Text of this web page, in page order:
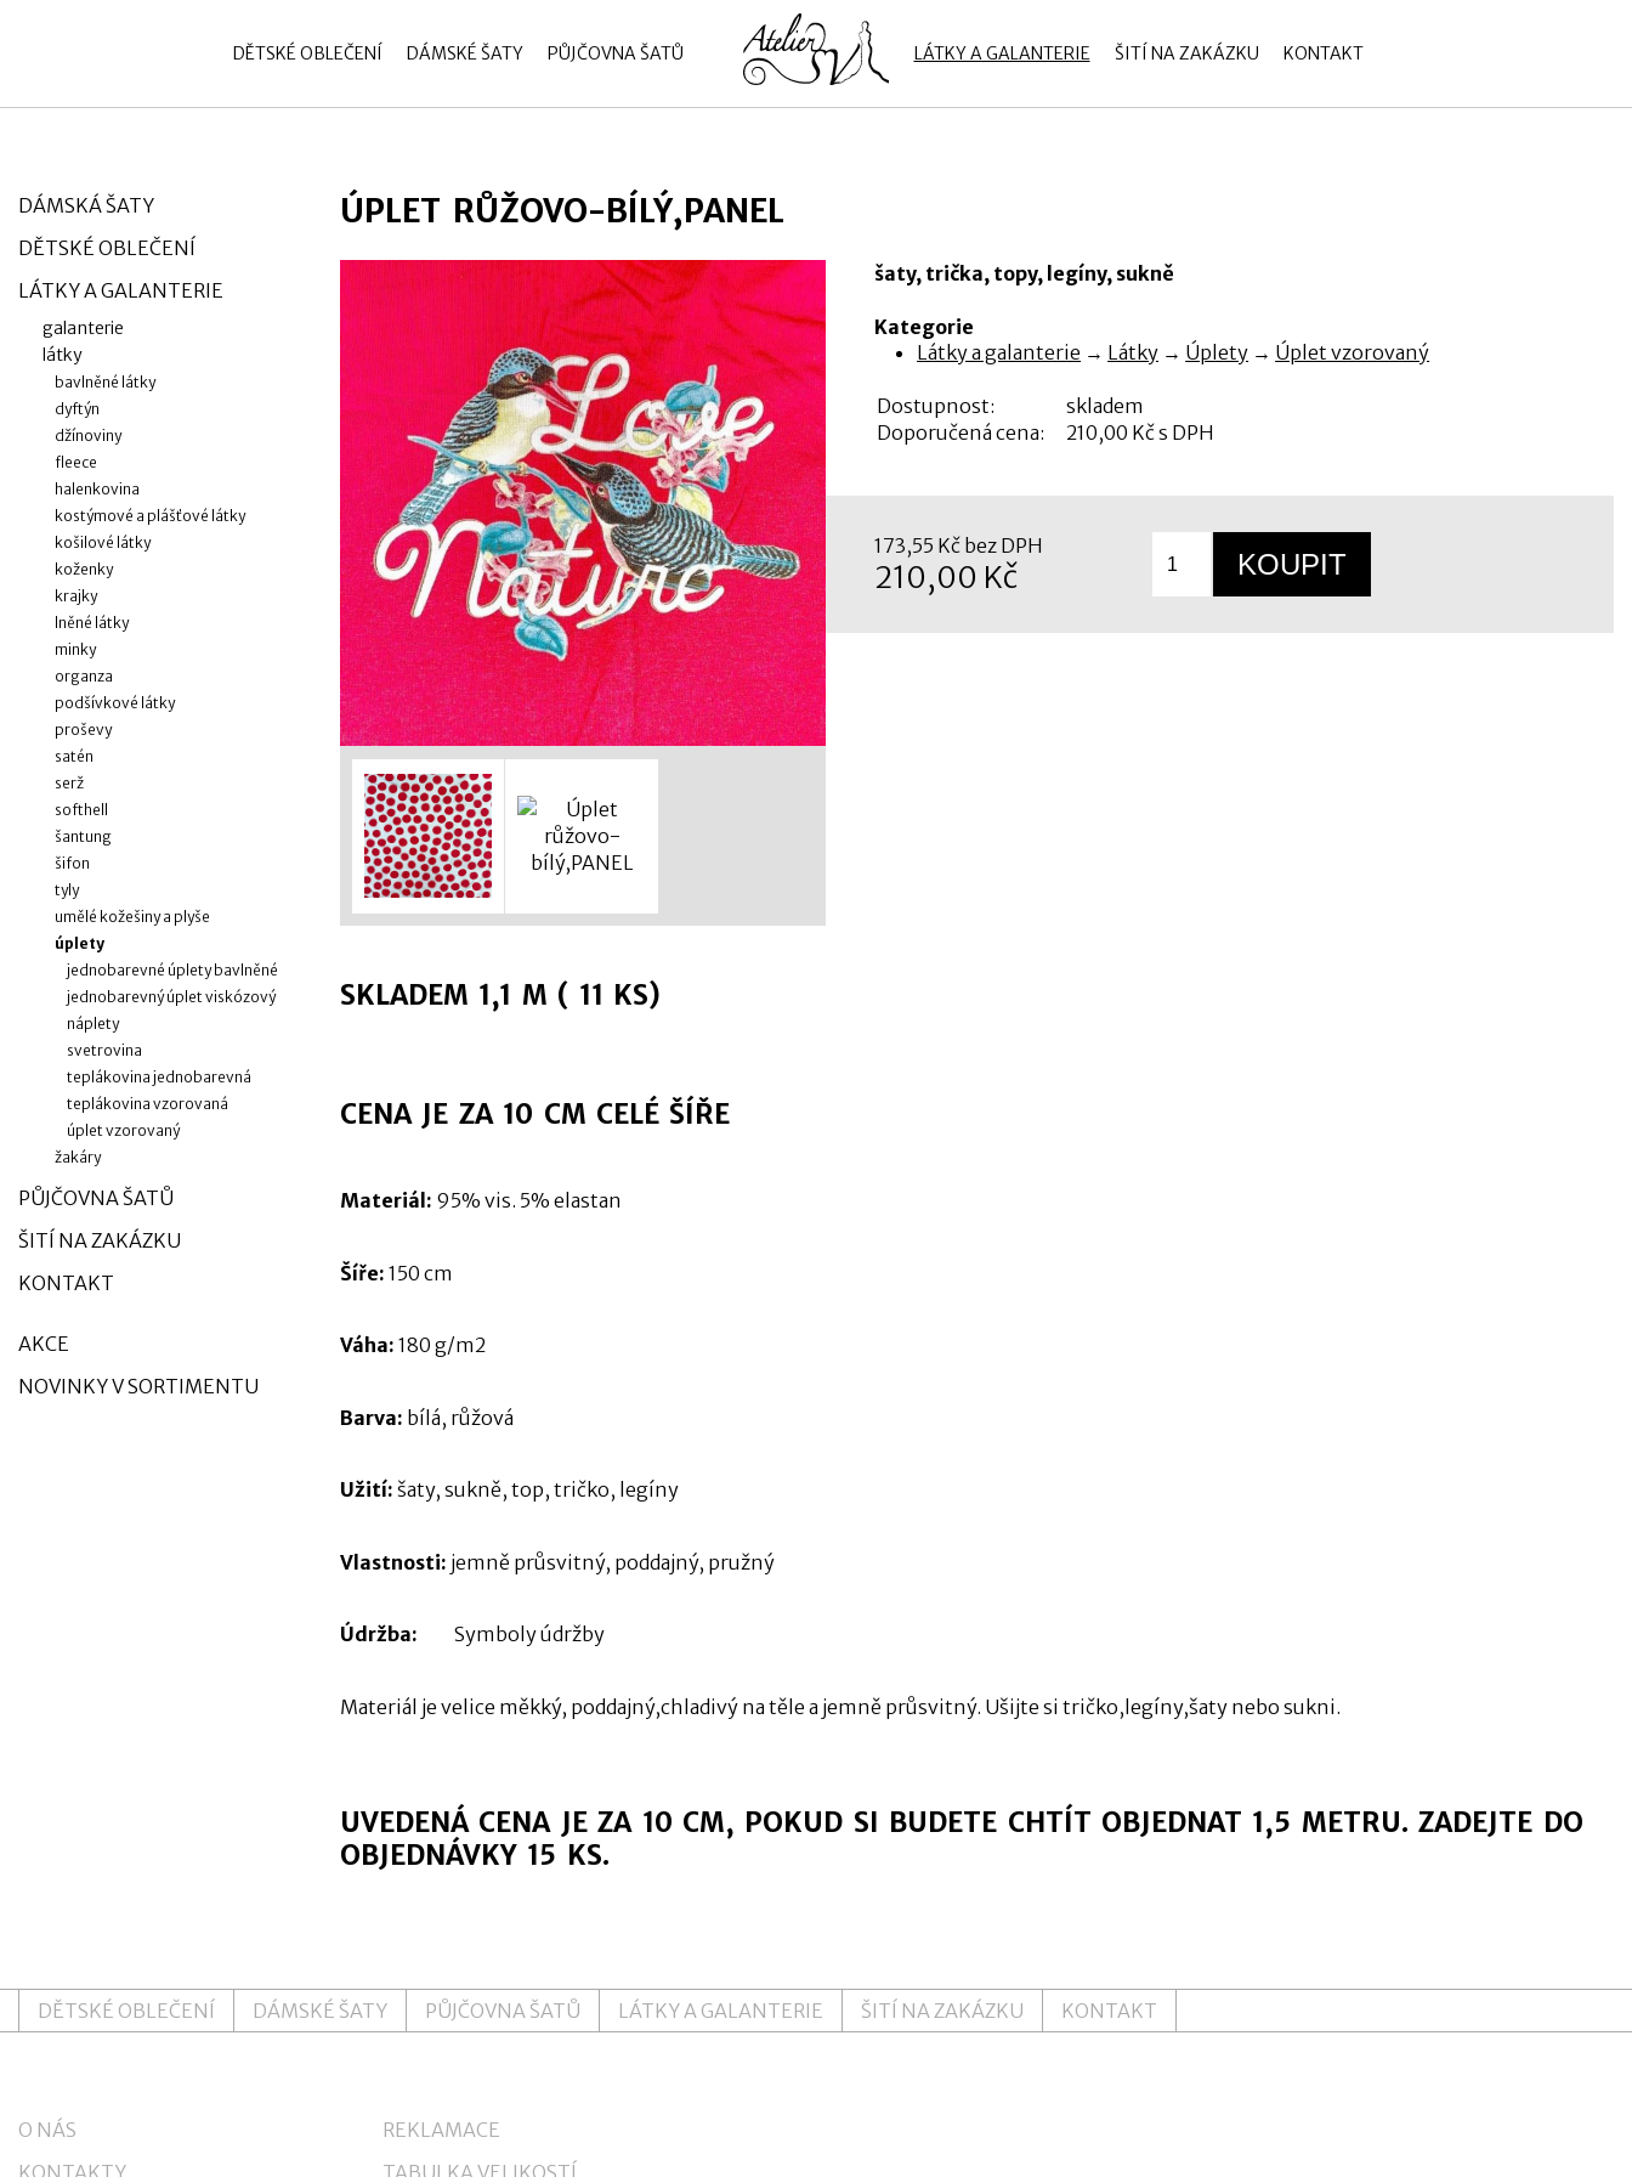
DĚTSKÉ OBLEČENÍ DÁMSKÉ ŠATY PŮJČOVNA ŠATŮ LÁTKY A GALANTERIE ŠITÍ NA ZAKÁZKU KONTAKT
zobrazit obsah košíku
ÚPLET RŮŽOVO-BÍLÝ,PANEL
šaty, trička, topy, legíny, sukně
Kategorie
Látky a galanterie → Látky → Úplety → Úplet vzorovaný
Dostupnost:
skladem
Doporučená cena:
210,00 Kč s DPH
173,55 Kč bez DPH
210,00 Kč
SKLADEM 1,1 M ( 11 KS)
CENA JE ZA 10 CM CELÉ ŠÍŘE
Materiál: 95% vis. 5% elastan
Šíře: 150 cm
Váha: 180 g/m2
Barva: bílá, růžová
Užití: šaty, sukně, top, tričko, legíny
Vlastnosti: jemně průsvitný, poddajný, pružný
Údržba: Symboly údržby
Materiál je velice měkký, poddajný,chladivý na těle a jemně průsvitný. Ušijte si tričko,legíny,šaty nebo sukni.
UVEDENÁ CENA JE ZA 10 CM, POKUD SI BUDETE CHTÍT OBJEDNAT 1,5 METRU. ZADEJTE DO
OBJEDNÁVKY 15 KS.
DÁMSKÁ ŠATY
DĚTSKÉ OBLEČENÍ
LÁTKY A GALANTERIE
galanterie
látky
bavlněné látky
dyftýn
džínoviny
fleece
halenkovina
kostýmové a plášťové látky
košilové látky
koženky
krajky
lněné látky
minky
organza
podšívkové látky
proševy
satén
serž
softhell
šantung
šifon
tyly
umělé kožešiny a plyše
úplety
jednobarevné úplety bavlněné
jednobarevný úplet viskózový
náplety
svetrovina
teplákovina jednobarevná
teplákovina vzorovaná
úplet vzorovaný
žakáry
PŮJČOVNA ŠATŮ
ŠITÍ NA ZAKÁZKU
KONTAKT
AKCE
NOVINKY V SORTIMENTU
DĚTSKÉ OBLEČENÍ DÁMSKÉ ŠATY PŮJČOVNA ŠATŮ LÁTKY A GALANTERIE ŠITÍ NA ZAKÁZKU KONTAKT
O NÁS
REKLAMACE